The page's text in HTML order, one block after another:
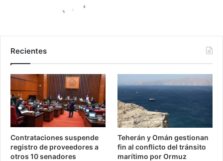
Recientes
Contrataciones suspende
registro de proveedores a
otros 10 senadores
Teherán y Omán gestionan
fin al conflicto del tránsito
marítimo por Ormuz